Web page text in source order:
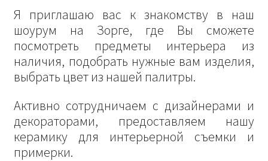
Я приглашаю вас к знакомству в наш
шоурум на Зорге, где Вы сможете
посмотреть предметы интерьера из
наличия, подобрать нужные вам изделия,
выбрать цвет из нашей палитры.
Активно сотрудничаем с дизайнерами и
декораторами, предоставляем нашу
керамику для интерьерной съемки и
примерки.